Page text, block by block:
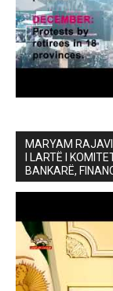
MARYAM
I LARTË I
BANKARË,